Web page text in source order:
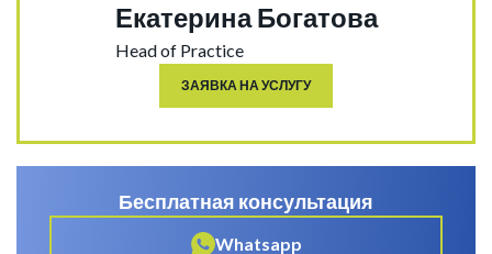
Екатерина Богатова
Head of Practice
ЗАЯВКА НА УСЛУГУ
Бесплатная консультация
Whatsapp